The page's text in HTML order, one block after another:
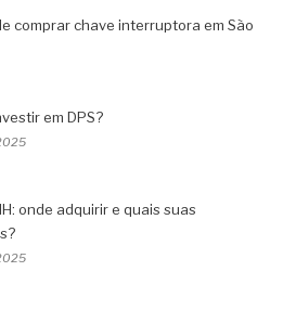
comprar chave interruptora em São
em DPS?
onde adquirir e quais suas